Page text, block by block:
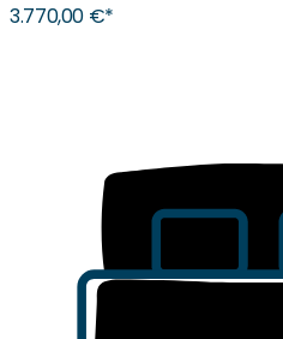
3.770,00 €*